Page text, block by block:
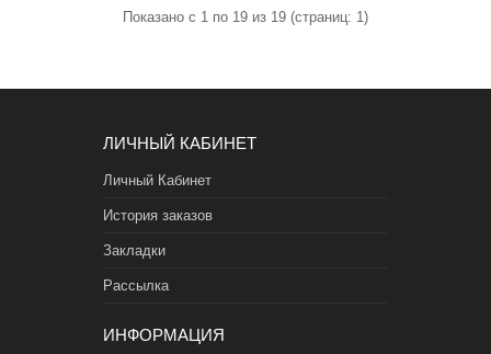
Показано с 1 по 19 из 19 (страниц: 1)
ЛИЧНЫЙ КАБИНЕТ
Личный Кабинет
История заказов
Закладки
Рассылка
ИНФОРМАЦИЯ